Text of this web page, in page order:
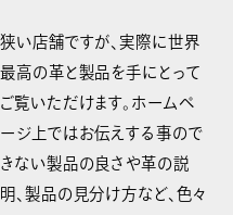
狭い店舗ですが、実際に世界
最高の革と製品を手にとって
ご覧いただけます。ホームペ
ージ上ではお伝えする事ので
きない製品の良さや革の説
明、製品の見分け方など、色々